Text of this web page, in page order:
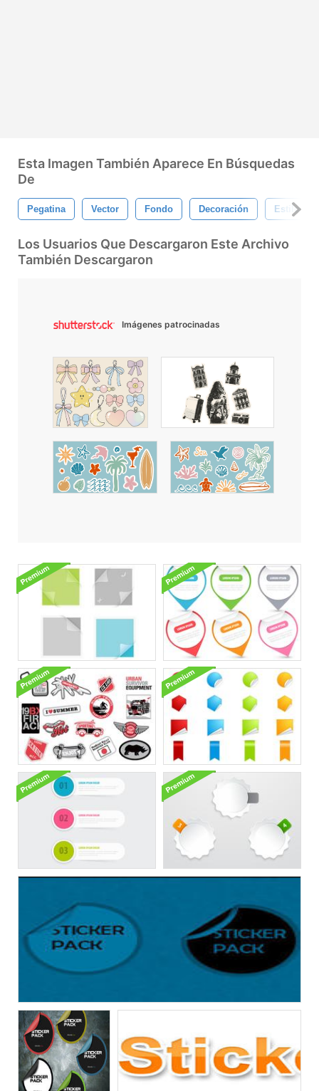
Esta Imagen También Aparece En Búsquedas
De
Pegatina Vector Fondo Decoración Estilo
Los Usuarios Que Descargaron Este Archivo
También Descargaron
Imágenes patrocinadas